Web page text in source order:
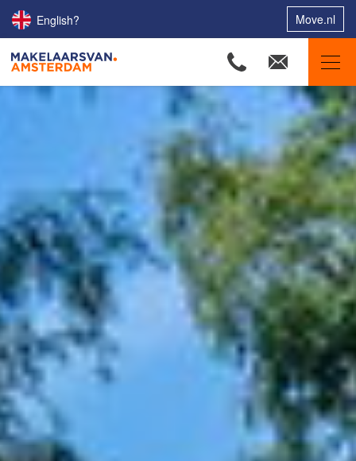
English? Move.nl
Onze makelaars
Onze expertises
Huis verkopen
Huis kopen
Uw huis verhuren
Onze diensten
Contact
Word jij onze nieuwe makelaar?
Woning Waarde Adviesdagen
De waarde van uw woning